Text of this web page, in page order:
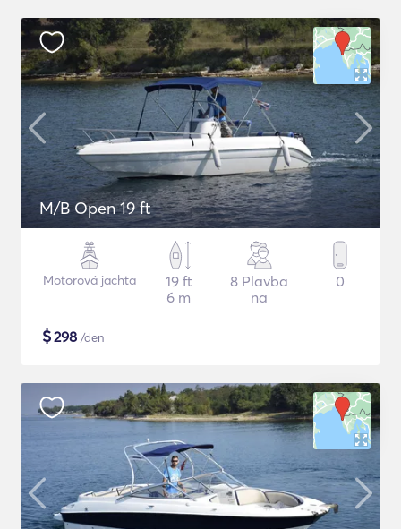
M/B Open 19 ft
Motorová jachta
19 ft
6 m
8 Plavba
na
0
$298 /den